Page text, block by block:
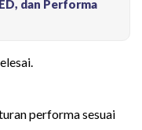
dan Performa
performa sesuai